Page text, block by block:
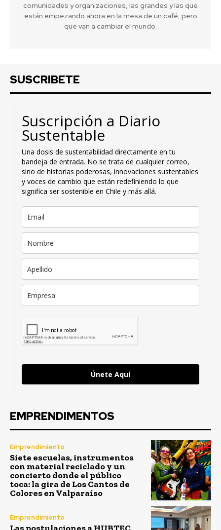
comunidades y organizaciones, las grandes y las que
están empezando ahora en la mesa de un café, pero
que van a cambiar el mundo.
SUSCRIBETE
Suscripción a Diario
Sustentable
Una dosis de sustentabilidad directamente en tu
bandeja de entrada. No se trata de cualquier correo,
sino de historias poderosas, innovaciones sustentables
y voces de cambio que están redefiniendo lo que
significa ser sostenible en Chile y más allá.
Únete Aquí
EMPRENDIMENTOS
Emprendimiento
Siete escuelas, instrumentos
con material reciclado y un
concierto donde el público
toca: la gira de Los Cantos de
Colores en Valparaíso
Emprendimiento